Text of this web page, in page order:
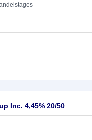
Inc. 4,45% 20/50